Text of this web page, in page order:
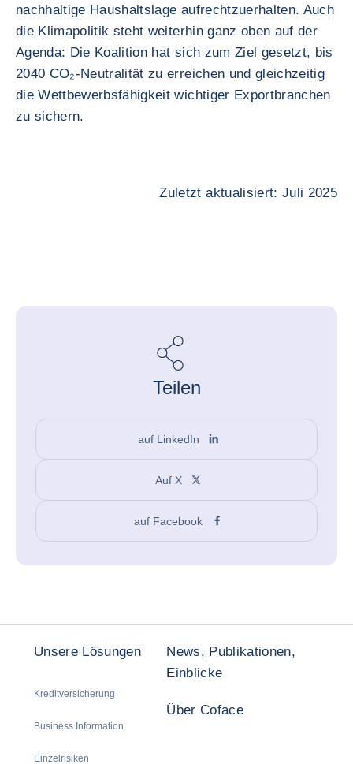
nachhaltige Haushaltslage aufrechtzuerhalten. Auch
die Klimapolitik steht weiterhin ganz oben auf der
Agenda: Die Koalition hat sich zum Ziel gesetzt, bis
2040 CO₂-Neutralität zu erreichen und gleichzeitig
die Wettbewerbsfähigkeit wichtiger Exportbranchen
zu sichern.
Zuletzt aktualisiert: Juli 2025
Teilen
auf LinkedIn
Auf X
auf Facebook
Unsere Lösungen
Kreditversicherung
Business Information
Einzelrisiken
News, Publikationen,
Einblicke
Über Coface